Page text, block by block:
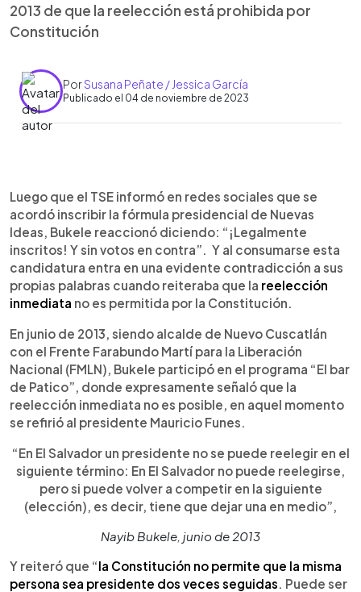
2013 de que la reelección está prohibida por
Constitución
PorSusana Peñate / Jessica García
Publicado el 04 de noviembre de 2023
Escuchar artículo
Luego que el TSE informó en redes sociales que se
acordó inscribir la fórmula presidencial de Nuevas
Ideas, Bukele reaccionó diciendo: “¡Legalmente
inscritos! Y sin votos en contra”. Y al consumarse esta
candidatura entra en una evidente contradicción a sus
propias palabras cuando reiteraba que la reelección
inmediata no es permitida por la Constitución.
En junio de 2013, siendo alcalde de Nuevo Cuscatlán
con el Frente Farabundo Martí para la Liberación
Nacional (FMLN), Bukele participó en el programa “El bar
de Patico”, donde expresamente señaló que la
reelección inmediata no es posible, en aquel momento
se refirió al presidente Mauricio Funes.
“En El Salvador un presidente no se puede reelegir en el
siguiente término: En El Salvador no puede reelegirse,
pero si puede volver a competir en la siguiente
(elección), es decir, tiene que dejar una en medio”,
Nayib Bukele, junio de 2013
Y reiteró que “la Constitución no permite que la misma
persona sea presidente dos veces seguidas . Puede ser